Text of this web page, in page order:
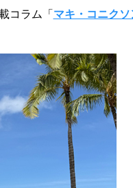
コラム「マキ・コニク